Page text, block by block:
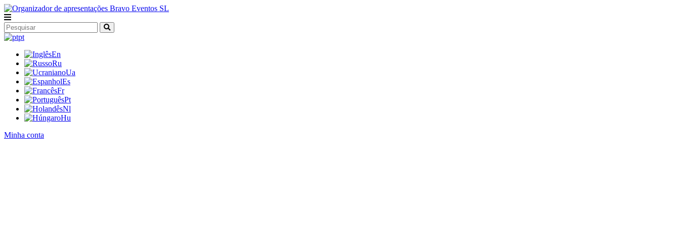
pt
En
Ru
Ua
Es
Fr
Pt
Nl
Hu
Minha conta